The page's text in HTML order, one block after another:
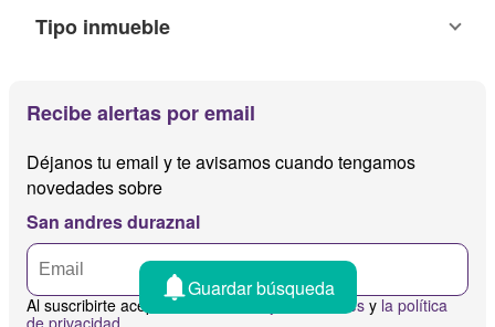
Tipo inmueble
Recibe alertas por email
Déjanos tu email y te avisamos cuando tengamos
novedades sobre
San andres duraznal
Al suscribirte aceptas los términos y condiciones y la política
Guardar búsqueda